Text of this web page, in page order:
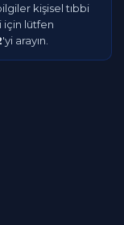
kişisel tıbbi
için lütfen
'yi arayın.